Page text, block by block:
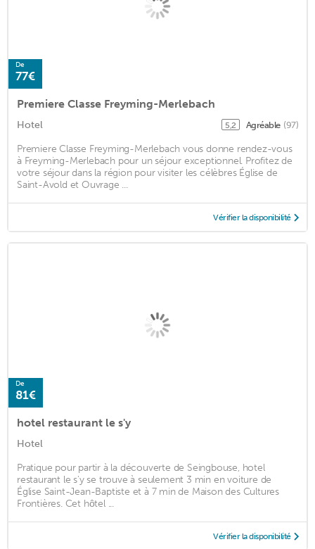
De
77€
Premiere Classe Freyming-Merlebach
Hotel 5,2 Agréable (97)
Premiere Classe Freyming-Merlebach vous donne rendez-vous
à Freyming-Merlebach pour un séjour exceptionnel. Profitez de
votre séjour dans la région pour visiter les célèbres Église de
Saint-Avold et Ouvrage ...
Vérifier la disponibilité
De
81€
hotel restaurant le s'y
Hotel
Pratique pour partir à la découverte de Seingbouse, hotel
restaurant le s'y se trouve à seulement 3 min en voiture de
Église Saint-Jean-Baptiste et à 7 min de Maison des Cultures
Frontières. Cet hôtel ...
Vérifier la disponibilité